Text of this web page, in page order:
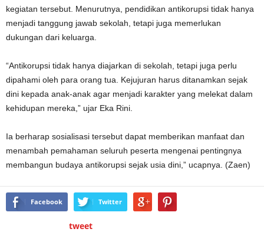
kegiatan tersebut. Menurutnya, pendidikan antikorupsi tidak hanya
menjadi tanggung jawab sekolah, tetapi juga memerlukan
dukungan dari keluarga.
“Antikorupsi tidak hanya diajarkan di sekolah, tetapi juga perlu
dipahami oleh para orang tua. Kejujuran harus ditanamkan sejak
dini kepada anak-anak agar menjadi karakter yang melekat dalam
kehidupan mereka,” ujar Eka Rini.
Ia berharap sosialisasi tersebut dapat memberikan manfaat dan
menambah pemahaman seluruh peserta mengenai pentingnya
membangun budaya antikorupsi sejak usia dini,” ucapnya. (Zaen)
Facebook Twitter
tweet